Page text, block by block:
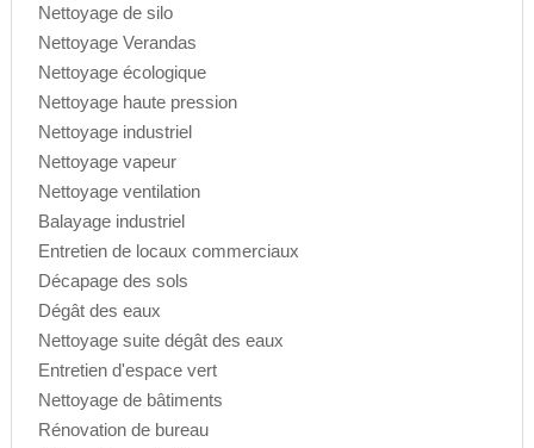
Nettoyage de silo
Nettoyage Verandas
Nettoyage écologique
Nettoyage haute pression
Nettoyage industriel
Nettoyage vapeur
Nettoyage ventilation
Balayage industriel
Entretien de locaux commerciaux
Décapage des sols
Dégât des eaux
Nettoyage suite dégât des eaux
Entretien d'espace vert
Nettoyage de bâtiments
Rénovation de bureau